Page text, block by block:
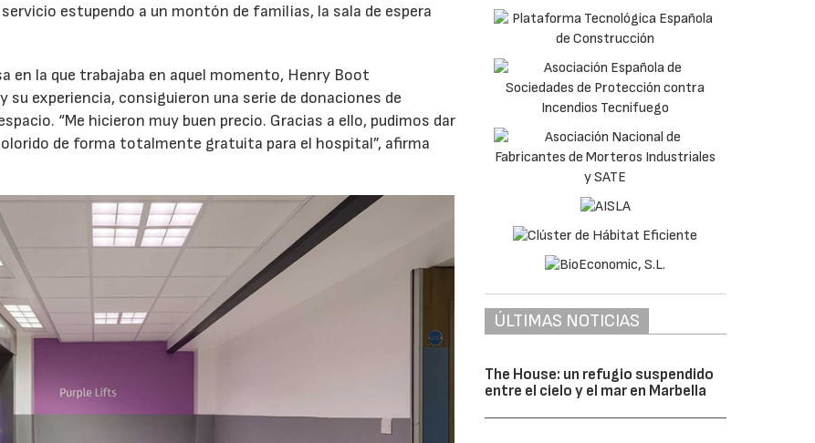
estupendo a un montón de familias, la sala de espera
en la que trabajaba en aquel momento, Henry Boot
experiencia, consiguieron una serie de donaciones de
“Me hicieron muy buen precio. Gracias a ello, pudimos dar
de forma totalmente gratuita para el hospital”, afirma
ÚLTIMAS NOTICIAS
The House: un refugio suspendido
entre el cielo y el mar en Marbella